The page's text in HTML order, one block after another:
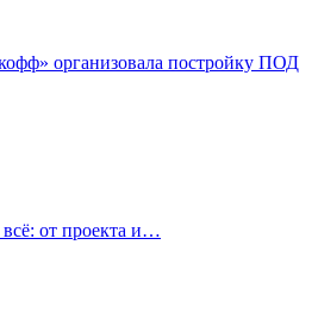
организовала постройку ПОД
от проекта и…